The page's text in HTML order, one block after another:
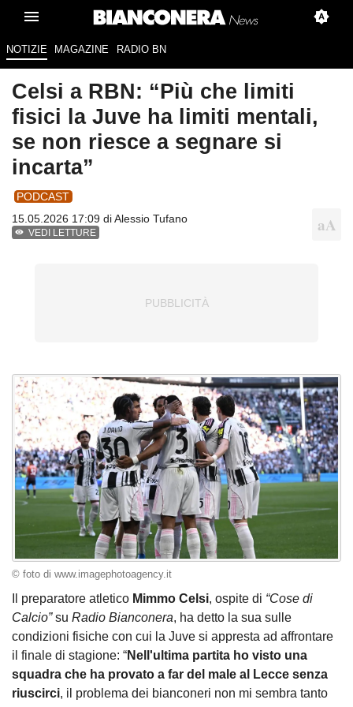
NOTIZIE MAGAZINE RADIO BN
Celsi a RBN: “Più che limiti
fisici la Juve ha limiti mentali,
se non riesce a segnare si
incarta”
PODCAST
15.05.2026 17:09 diAlessio Tufano
VEDI LETTURE
© foto di www.imagephotoagency.it
Il preparatore atletico Mimmo Celsi, ospite di “Cose di
Calcio”su Radio Bianconera, ha detto la sua sulle
condizioni fisiche con cui la Juve si appresta ad affrontare
il finale di stagione: “Nell'ultima partita ho visto una
squadra che ha provato a far del male al Lecce senza
riuscirci, il problema dei bianconeri non mi sembra tanto